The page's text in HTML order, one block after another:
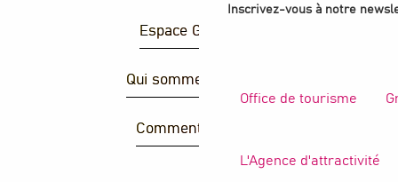
Inscrivez-vous à notre
Office de tourisme
L'Agence d'attractivité
Espace Groupes
Qui sommes-nous ?
Comment venir ?